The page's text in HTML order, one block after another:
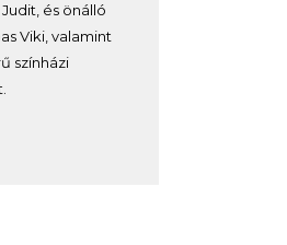
és önálló
Viki, valamint
színházi